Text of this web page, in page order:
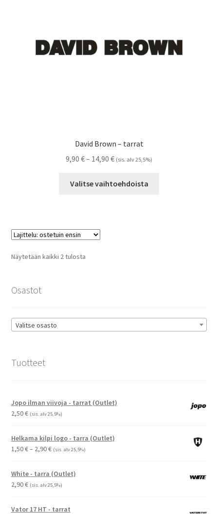
David Brown – tarrat
9,90 €– 14,90 €Hintaluokka:
-
(sis. alv 25,5%)
Valitse vaihtoehdoista
Näytetään kaikki 2 tulostaSuosituimmat
Osastot
Valitse osasto
Tuotteet
Jopo ilman viivoja - tarrat (Outlet)
2,50€ (sis. alv 25,5%)
Helkama kilpi logo - tarra (Outlet)
1,50€– 2,90€Hintaluokka:
-
2,90 €
(sis. alv 25,5%)
White - tarra (Outlet)
2,90€ (sis. alv 25,5%)
Vator 17 HT - tarrat